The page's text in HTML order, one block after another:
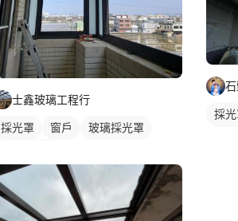
士鑫玻璃工程行
採光罩 窗戶
玻璃採光罩
採